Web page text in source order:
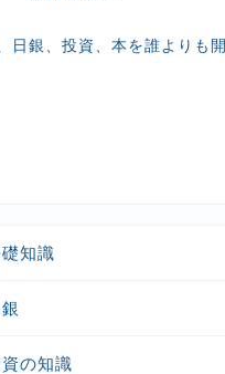
日銀、投資、本を誰よりも開
知識
の知識